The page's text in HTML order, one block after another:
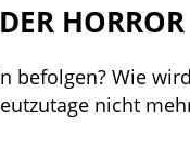
DER
befolgen? Wie
nicht